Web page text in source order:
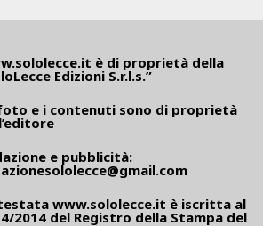
è di proprietà della
Edizioni S.r.l.s.”
e i contenuti sono di proprietà
e pubblicità:
www.sololecce.it è iscritta al
2014 del Registro della Stampa del